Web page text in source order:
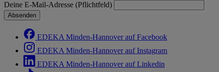
Deine E-Mail-Adresse (Pflichtfeld)
Absenden
EDEKA Minden-Hannover auf Facebook
EDEKA Minden-Hannover auf Instagram
EDEKA Minden-Hannover auf Linkedin